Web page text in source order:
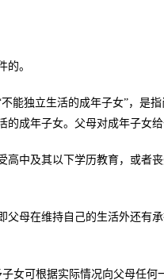
。
能独立生活的成年子女”，是
的成年子女。父母对成年子女
高中及其以下学历教育，或者
父母在维持自己的生活外还有
女可根据实际情况向父母任